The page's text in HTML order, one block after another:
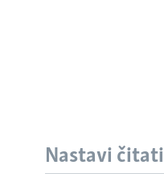
Nastavi čitati